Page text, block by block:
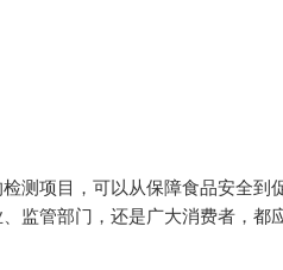
项目，可以从保障食品安全到
监管部门，还是广大消费者，都